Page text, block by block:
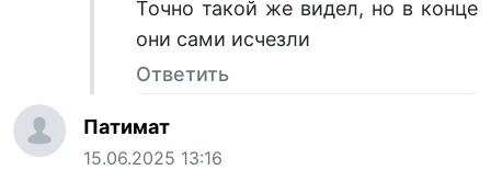
Точно такой же видел, но в конце
они сами исчезли
Ответить
Патимат
15.06.2025 13:16